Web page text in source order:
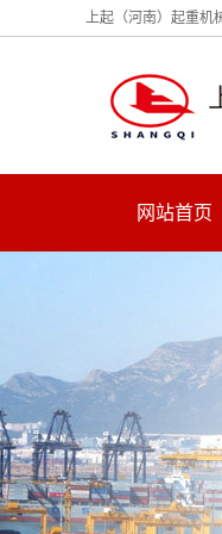
上起（河南）起重机
网站首页